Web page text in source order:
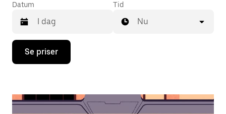
Datum
Tryck
nedåtpilen
kalendern
Tid
Nu
Se priser